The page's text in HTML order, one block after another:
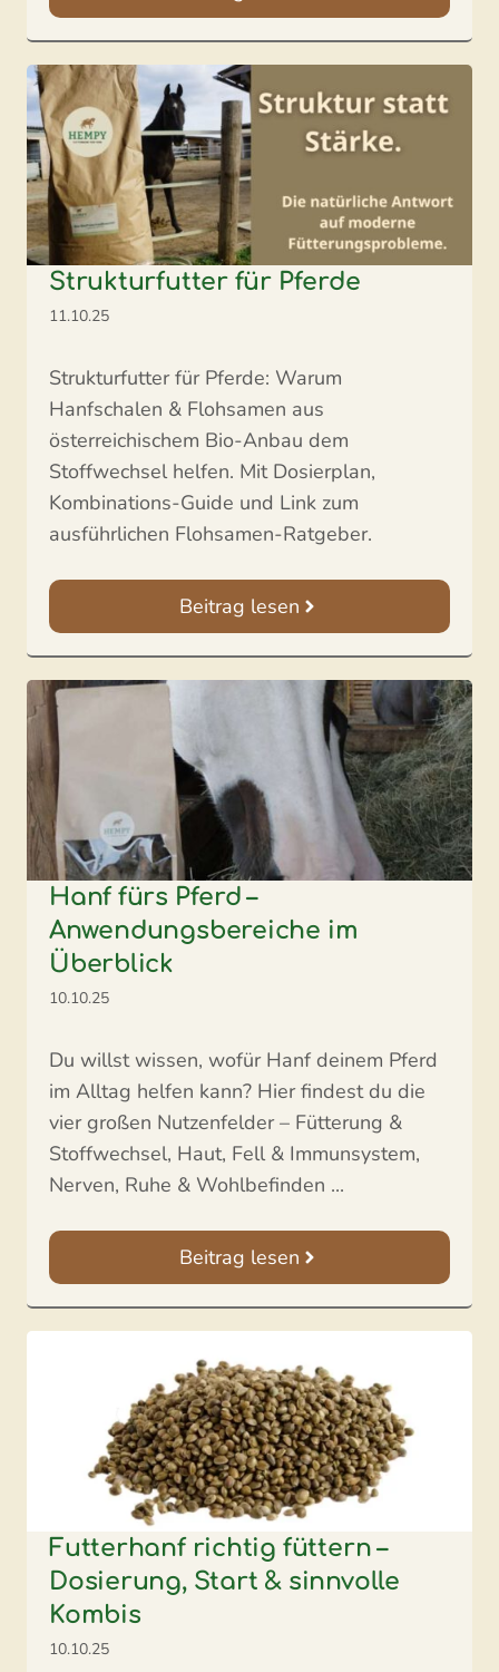
Strukturfutter für Pferde
11.10.25
Strukturfutter für Pferde: Warum
Hanfschalen & Flohsamen aus
österreichischem Bio-Anbau dem
Stoffwechsel helfen. Mit Dosierplan,
Kombinations-Guide und Link zum
ausführlichen Flohsamen-Ratgeber.
Beitrag lesen
Hanf fürs Pferd –
Anwendungsbereiche im
Überblick
10.10.25
Du willst wissen, wofür Hanf deinem Pferd
im Alltag helfen kann? Hier findest du die
vier großen Nutzenfelder – Fütterung &
Stoffwechsel, Haut, Fell & Immunsystem,
Nerven, Ruhe & Wohlbefinden ...
Beitrag lesen
Futterhanf richtig füttern –
Dosierung, Start & sinnvolle
Kombis
10.10.25